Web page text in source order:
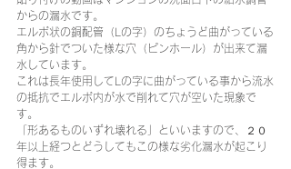
からの漏水です。
エルボ状の銅配管（Lの字）のちょうど曲がっている
角から針でついた様な穴（ピンホール）が出来て漏
水しています。
これは長年使用してLの字に曲がっている事から流水
の抵抗でエルボ内が水で削れて穴が空いた現象で
す。
「形あるものいずれ壊れる」といいますので、２０
年以上経つとどうしてもこの様な劣化漏水が起こり
得ます。